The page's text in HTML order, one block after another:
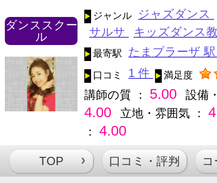
ダンススクー
ル
ジャンル
ジャズダンス
サルサ
キッズダンス
最寄駅 たまプラーザ
口コミ 1 件 満足度
講師の質 ： 5.00 設備
4.00 立地・雰囲気 ：
：4.00
TOP 口コミ・評判